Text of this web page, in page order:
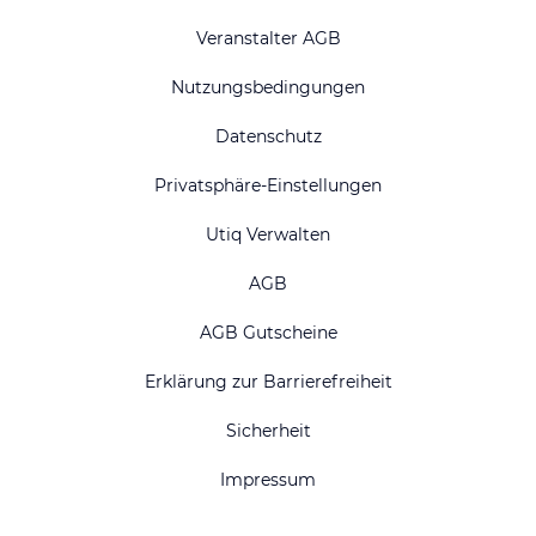
Veranstalter AGB
Nutzungsbedingungen
Datenschutz
Privatsphäre-Einstellungen
Utiq Verwalten
AGB
AGB Gutscheine
Erklärung zur Barrierefreiheit
Sicherheit
Impressum